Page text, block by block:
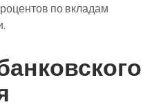
по вкладам